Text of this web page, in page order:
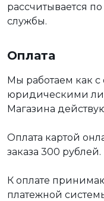
рассчитывается
службы.
Оплата
Мы работаем как
юридическими
Магазина
Оплата картой
заказа 300 рублей.
К оплате
платежной